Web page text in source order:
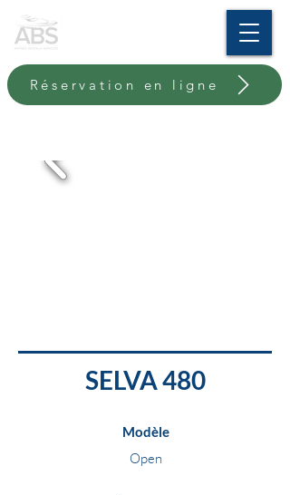
Réservation en ligne
SELVA 480
Modèle
Open